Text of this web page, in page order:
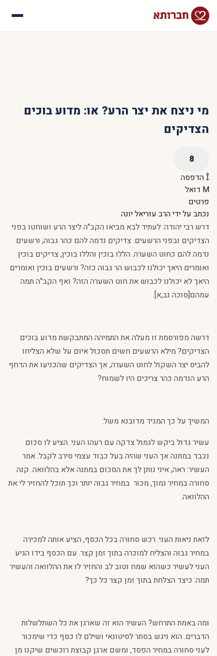
מי ניצח את יצר הרע? או: מדוע בוכים
הצדיקים
הדפסה
דואל
פרטים
נכתב על ידיהרב עזריאל יונה
דרש רבי יהודה: לעתיד לבא מביאו הקב"ה ליצר הרע ושוחטו בפני
הצדיקים ובפני הרשעים. צדיקים נדמה להם כהר גבוה, ורשעים
נדמה להם כחוט השערה. הללו בוכין והללו בוכין, צדיקים בוכין
ואומרים היאך יכולנו לכבוש הר גבוה כזה? ורשעים בוכין ואומרים
היאך לא יכולנו לכבוש את חוט השערה הזה? ואף הקב"ה תמה
עמהם[סוכה נב,א].
דרשה מפורסמת זו מעלה את התמיהה המתבקשת מדוע בוכים
הצדיקים? מילא הרשעים חשים תסכול איום על שלא הצליחו
להביס יצר השקול לחוט השערה, אך הצדיקים שהכניעו את הדחף
הרע הנדמה כהר צריכים היו לשמוח?
המשיך על כך המגיד מדובנא משל:
עשיר גדול ביקש לגמול צדקה עם רעהו העני. הציע לו סכום
נכבד במתנה אך העני שהיה בעל כבוד עצמי סירב לקבל. אמר
העשיר: ראה, איני נותן לך את הסכום במתנה אלא בהלוואה. קנה
סחורה במחיר נמוך, מכור במחיר גבוה יותר וכך תוכל להחזיר לי את
ההלוואה.
לזאת ניאות העני. רכש סחורה בכל הכסף, הציע אותה למכירה
במחיר גבוה והצליח למוכרה בתוך זמן קצר. עם הכסף בידו הגיע
העני לעשיר כשהוא שמח וטוב לב והחזיר לו את ההלוואה והעשיר
תמה: כיצד הצלחת בתוך זמן קצר כל כך?
ומה באמת התרחש? העשיר הוא זה שארגן את כל השתלשלות
הדברים. הוא ניגש בסתר לסיטונאי ושילם לו כסף כדי שימכור
לעני סחורה במחיר הפסד, ומשם ארגן קבוצת רוכשים שיקנו מן